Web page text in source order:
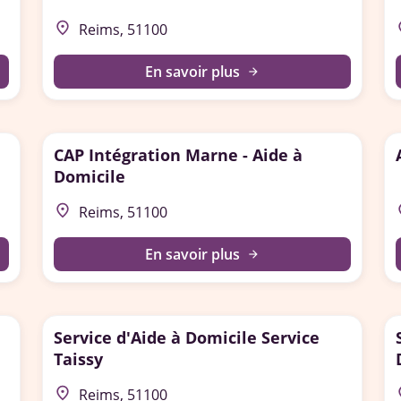
place Reims, 51100
En savoir plus arrow_forward
CAP Intégration Marne - Aide à
Domicile
place Reims, 51100
En savoir plus arrow_forward
Service d'Aide à Domicile Service
Taissy
place Reims, 51100